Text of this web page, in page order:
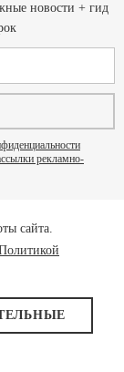
новости + гид
рекламно-
сайта.